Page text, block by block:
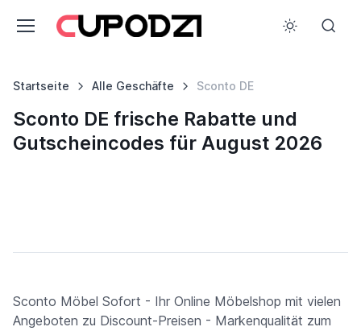
Startseite Alle Geschäfte Sconto DE
Sconto DE frische Rabatte und
Gutscheincodes für August 2026
Sconto Möbel Sofort - Ihr Online Möbelshop mit vielen
Angeboten zu Discount-Preisen - Markenqualität zum